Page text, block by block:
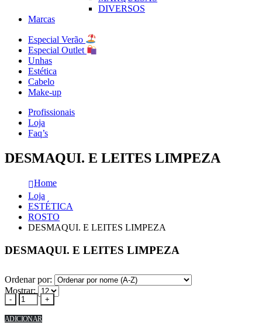
DIVERSOS
Marcas
Especial Verão
Especial Outlet
Unhas
Estética
Cabelo
Make-up
Profissionais
Loja
Faq’s
DESMAQUI. E LEITES LIMPEZA
Home
Loja
ESTÉTICA
ROSTO
DESMAQUI. E LEITES LIMPEZA
DESMAQUI. E LEITES LIMPEZA
Ordenar por:
Mostrar:
- +
ADICIONAR